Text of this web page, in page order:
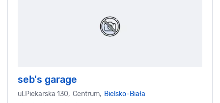
seb's garage
ul.Piekarska 130, Centrum, Bielsko-Biała